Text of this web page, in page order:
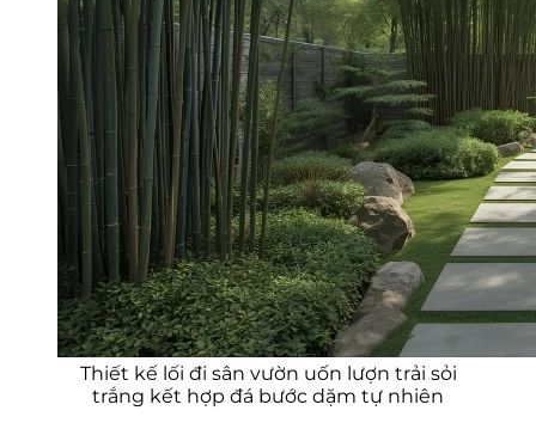
Thiết kế lối đi sân vườn uốn lượn trải sỏi
trắng kết hợp đá bước dặm tự nhiên